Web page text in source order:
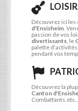
Découvrez ici les
d'Ensisheim .
passion de vos
divertissants , le
palette
pendant vos
Découvrez la
Canton
Combattants,etc...